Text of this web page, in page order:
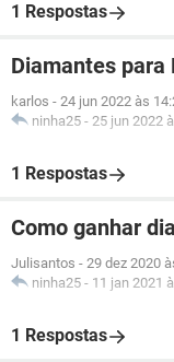
1 Respostas
Diamantes para
karlos - 24 jun 2022 às
ninha25 - 25 jun 2022
1 Respostas
Como ganhar
Julisantos - 29 dez 2020
ninha25 - 11 jan 2021
1 Respostas